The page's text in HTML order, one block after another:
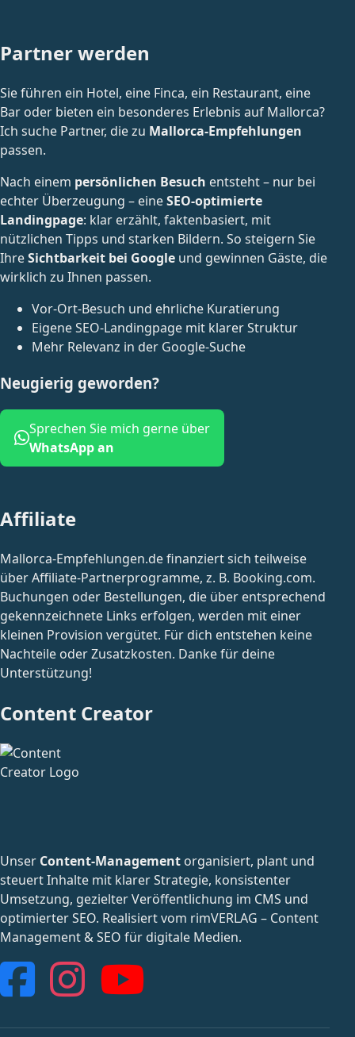
Partner werden
Sie führen ein Hotel, eine Finca, ein Restaurant, eine
Bar oder bieten ein besonderes Erlebnis auf Mallorca?
Ich suche Partner, die zu Mallorca-Empfehlungen
passen.
Nach einem persönlichen Besuch entsteht – nur bei
echter Überzeugung – eineSEO-optimierte
Landingpage: klar erzählt, faktenbasiert, mit
nützlichen Tipps und starken Bildern. So steigern Sie
IhreSichtbarkeit bei Google und gewinnen Gäste, die
wirklich zu Ihnen passen.
Vor-Ort-Besuch und ehrliche Kuratierung
Eigene SEO-Landingpage mit klarer Struktur
Mehr Relevanz in der Google-Suche
Neugierig geworden?
Sprechen Sie mich gerne über
WhatsApp an
Affiliate
Mallorca-Empfehlungen.de finanziert sich teilweise
über Affiliate-Partnerprogramme, z. B. Booking.com.
Buchungen oder Bestellungen, die über entsprechend
gekennzeichnete Links erfolgen, werden mit einer
kleinen Provision vergütet. Für dich entstehen keine
Nachteile oder Zusatzkosten. Danke für deine
Unterstützung!
Content Creator
Unser Content-Management organisiert, plant und
steuert Inhalte mit klarer Strategie, konsistenter
Umsetzung, gezielter Veröffentlichung im CMS und
optimierter SEO. Realisiert vom rimVERLAG – Content
Management & SEO für digitale Medien.
FacebookInstagram